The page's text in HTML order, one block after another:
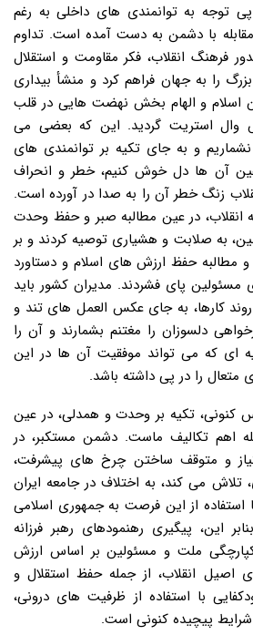
توجه به توانمندی های داخلی به رغم
با دشمن به دست آمده است. تداوم
فرهنگ انقلاب، فکر مقاومت و استقلال
را به جهان فراهم کرد و منشأ بیداری
اسلام و الهام بخش نهضت هایی در قلب
وال استریت گردید. این که بعضی می
و به جای تکیه بر توانمندی های
آن ها دل خوش کنیم، خطر و انحراف
زنگ خطر آن را به صدا در آورده است.
انقلاب، در عین مطالبه صبر و حفظ وحدت
به صلابت و هشیاری توصیه کردند و بر
و مطالبه حفظ ارزش های اسلام و دستاورد
پای فشردند. مدیران کشور باید
کارها، به جای عکس العمل های تند و
دلسوزان را مغتنم بشمارند و آن را
ای که می تواند موفقیت آن ها در این
را در پی داشته باشد.
کنونی، تکیه بر وحدت و همدلی، در عین
اهم تکالیف ماست. دشمن مستکبر، در
و متوقف ساختن چرخ های پیشرفت،
تلاش می کند، به اختلاف در جامعه ایران
استفاده از این فرصت به جمهوری اسلامی
این، پیگیری رهنمودهای رهبر فرزانه
ملت و مسئولین بر اساس ارزش
اصیل انقلاب، از جمله حفظ استقلال و
با استفاده از ظرفیت های درونی،
شرایط پیچیده کنونی است.